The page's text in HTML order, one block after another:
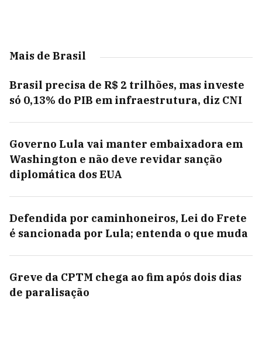
Mais de Brasil
Brasil precisa de R$ 2 trilhões, mas investe
só 0,13% do PIB em infraestrutura, diz CNI
Governo Lula vai manter embaixadora em
Washington e não deve revidar sanção
diplomática dos EUA
Defendida por caminhoneiros, Lei do Frete
é sancionada por Lula; entenda o que muda
Greve da CPTM chega ao fim após dois dias
de paralisação